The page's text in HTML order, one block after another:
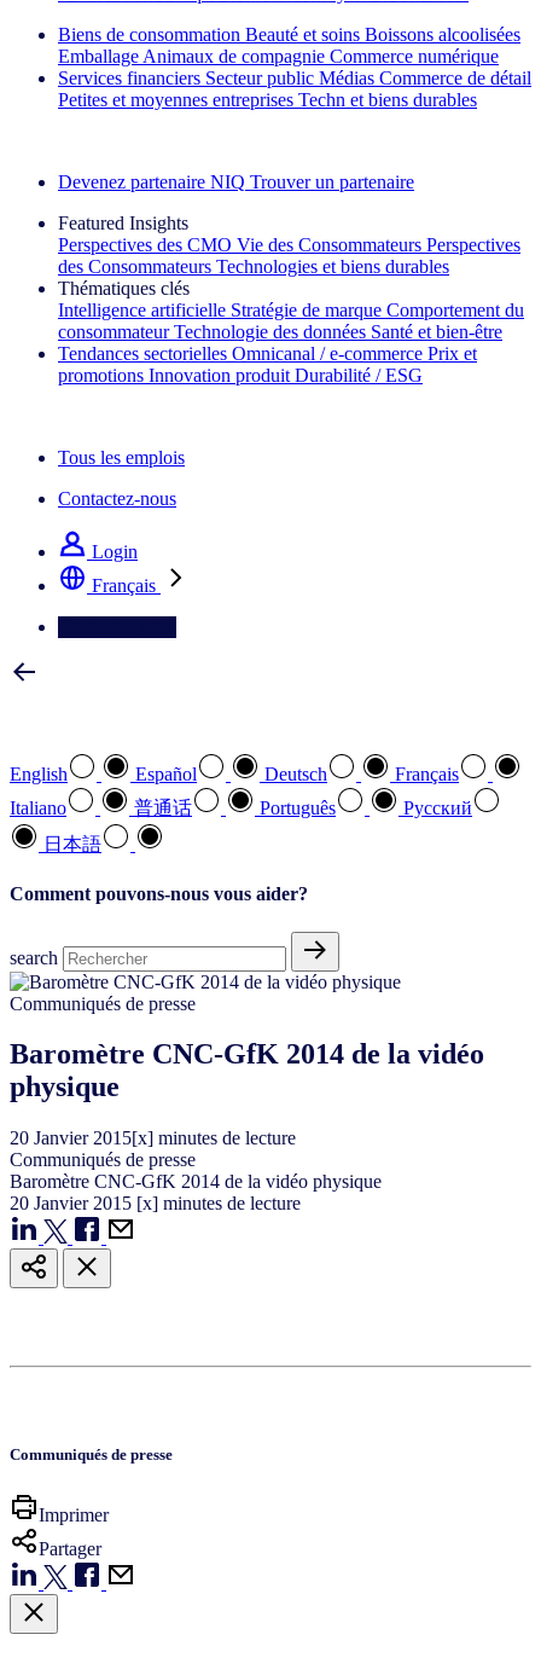
Biens de consommation Beauté et soins Boissons alcoolisées
Emballage Animaux de compagnie Commerce numérique
Services financiers Secteur public Médias Commerce de détail
Petites et moyennes entreprises Techn et biens durables
Devenez partenaire NIQ Trouver un partenaire
Featured Insights
Perspectives des CMO Vie des Consommateurs Perspectives
des Consommateurs Technologies et biens durables
Thématiques clés
Intelligence artificielle Stratégie de marque Comportement du
consommateur Technologie des données Santé et bien‑être
Tendances sectorielles Omnicanal / e‑commerce Prix et
promotions Innovation produit Durabilité / ESG
Tous les emplois
Contactez-nous
Login
Français
English Español Deutsch
Français
Italiano
普通话 Português
Pусский
日本語
Comment pouvons-nous vous aider?
search
Communiqués de presse
Baromètre CNC-GfK 2014 de la vidéo
physique
20 Janvier 2015[x] minutes de lecture
Communiqués de presse
Baromètre CNC-GfK 2014 de la vidéo physique
20 Janvier 2015 [x] minutes de lecture
Communiqués de presse
Imprimer
Partager